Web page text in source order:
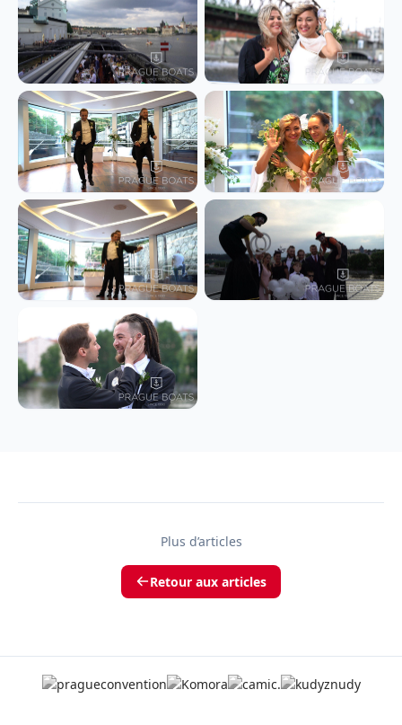
Plus d’articles
Retour aux articles